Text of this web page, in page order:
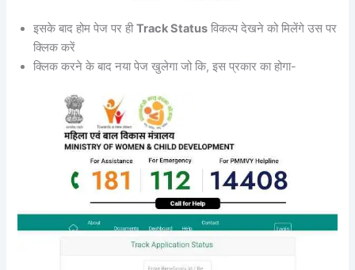
इसके बाद होम पेज पर हीTrack Status विकल्प देखने को मिलेंगे उस पर
क्लिक करें
क्लिक करने के बाद नया पेज खुलेगा जो कि, इस प्रकार का होगा-